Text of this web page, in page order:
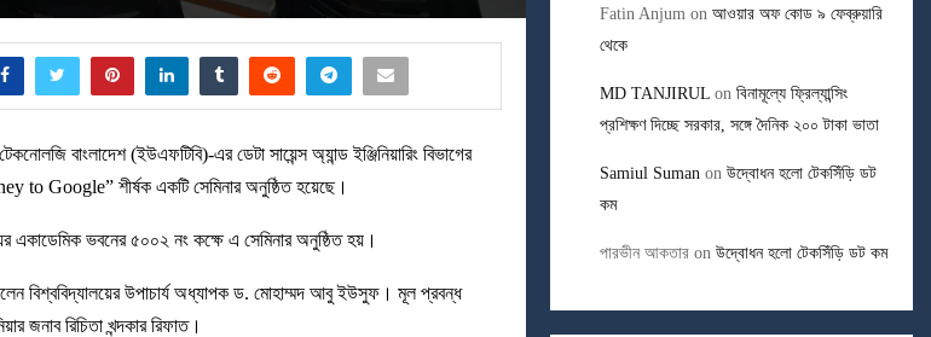
বাংলাদেশ (ইউএফটিবি)-এর ডেটা সায়েন্স অ্যান্ড ইঞ্জিনিয়ারিং বিভাগের
Google” শীর্ষক একটি সেমিনার অনুষ্ঠিত হয়েছে।
একাডেমিক ভবনের ৫০০২ নং কক্ষে এ সেমিনার অনুষ্ঠিত হয়।
বিশ্ববিদ্যালয়ের উপাচার্য অধ্যাপক ড. মোহাম্মদ আবু ইউসুফ। মূল প্রবন্ধ
জনাব রিচিতা খন্দকার রিফাত।
Fatin Anjum on আওয়ার অফ কোড ৯ ফেব্রুয়ারি
থেকে
MD TANJIRUL on বিনামূল্যে ফ্রিল্যান্সিং
প্রশিক্ষণ দিচ্ছে সরকার, সঙ্গে দৈনিক ২০০ টাকা ভাতা
Samiul Suman on উদ্বোধন হলো টেকসিঁড়ি ডট
কম
পারভীন আকতার on উদ্বোধন হলো টেকসিঁড়ি ডট কম